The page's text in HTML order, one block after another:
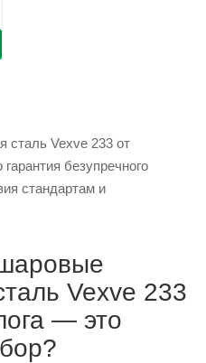
Vexve 233 от
безупречного
стандартам и
Vexve 233
— это